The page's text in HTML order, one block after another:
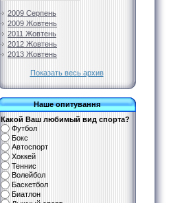
2009 Серпень
2009 Жовтень
2011 Жовтень
2012 Жовтень
2013 Жовтень
Показать весь архив
Наше опитування
Какой Ваш любимый вид спорта?
Футбол
Бокс
Автоспорт
Хоккей
Теннис
Волейбол
Баскетбол
Биатлон